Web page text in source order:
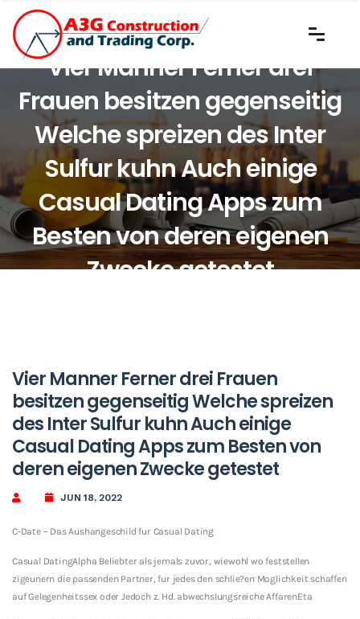
Vier Manner Ferner drei
Frauen besitzen gegenseitig
Welche spreizen des Inter
Sulfur kuhn Auch einige
Casual Dating Apps zum
Besten von deren eigenen
Zwecke getestet
Vier Manner Ferner drei Frauen
besitzen gegenseitig Welche spreizen
des Inter Sulfur kuhn Auch einige
Casual Dating Apps zum Besten von
deren eigenen Zwecke getestet
JUN 18, 2022
C-Date – Das Aushangeschild fur Casual Dating
Casual DatingAlpha Beliebter als jemals zuvor, wiewohl wo feststellen
zigeunern die passenden Partner, fur jedes den schlie?en Moglichkeit schaffen
auf Gelegenheitssex oder Jedoch z. Hd. abwechslungsreiche AffarenEta